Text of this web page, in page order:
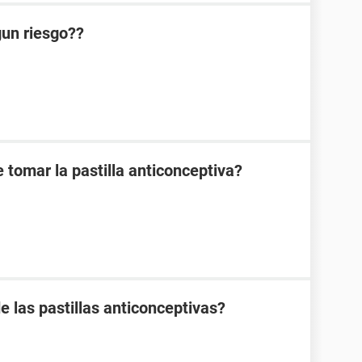
riesgo??
tomar la pastilla anticonceptiva?
las pastillas anticonceptivas?